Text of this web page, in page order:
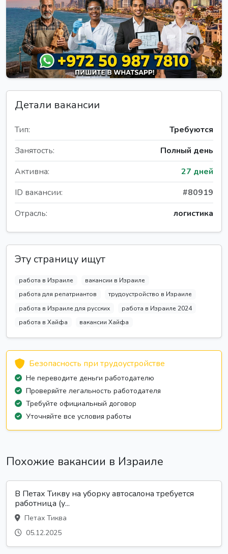
Детали вакансии
Тип:
Требуются
Занятость:
Полный день
Активна:
27 дней
ID вакансии:
#80919
Отрасль:
логистика
Эту страницу ищут
работа в Израиле
вакансии в Израиле
работа для репатриантов
трудоустройство в Израиле
работа в Израиле для русских
работа в Израиле 2024
работа в Хайфа
вакансии Хайфа
Безопасность при трудоустройстве
Не переводите деньги работодателю
Проверяйте легальность работодателя
Требуйте официальный договор
Уточняйте все условия работы
Похожие вакансии в Израиле
В Петах Тикву на уборку автосалона требуется
работница (у...
Петах Тиква
05.12.2025